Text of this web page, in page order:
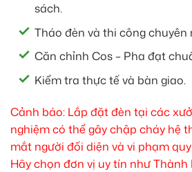
sách.
Tháo đèn và thi công chuyên
Căn chỉnh Cos – Pha đạt
Kiểm tra thực tế và bàn giao.
Cảnh báo: Lắp đặt đèn tại các
nghiệm có thể gây chập cháy hệ
mắt người đối diện và vi phạm
Hãy chọn đơn vị uy tín như